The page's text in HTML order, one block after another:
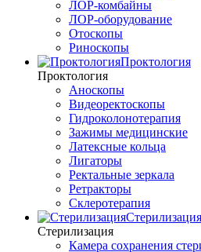
ЛОР-комбайны
ЛОР-оборудование
Отоскопы
Риноскопы
Проктология
Проктология
Аноскопы
Видеоректоскопы
Гидроколонотерапия
Зажимы медицинские
Латексные кольца
Лигаторы
Ректальные зеркала
Ретракторы
Склеротерапия
Стерилизация
Стерилизация
Камера сохранения